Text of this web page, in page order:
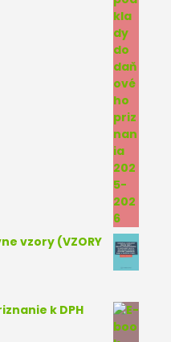
vzory (VZORY
k DPH